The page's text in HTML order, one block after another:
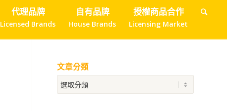
代理品牌
Licensed Brands
自有品牌
House Brands
授權商品合作
Licensing Market
文章分類